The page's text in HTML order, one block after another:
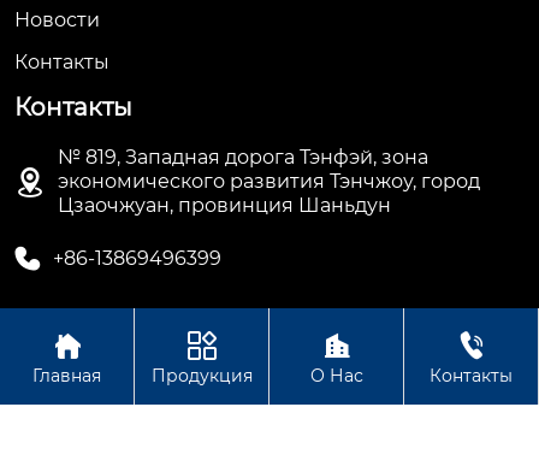
Новости
Контакты
Контакты

№ 819, Западная дорога Тэнфэй, зона
экономического развития Тэнчжоу, город
Цзаочжуан, провинция Шаньдун
 +86-13869496399
Авторское право © ООО Шаньдун Синьцзя Тяжелой
Промышленности Технология

Главная

Продукция

О Нас

Контакты